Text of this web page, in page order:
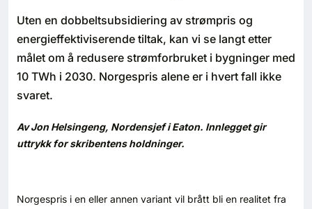
Digitalisering
Eiendom
Tips redaksjonen
Uten en dobbeltsubsidiering av strømpris og
energieffektiviserende tiltak, kan vi se langt etter
målet om å redusere strømforbruket i bygninger med
10 TWh i 2030. Norgespris alene er i hvert fall ikke
svaret.
Av Jon Helsingeng, Nordensjef i Eaton. Innlegget gir
uttrykk for skribentens holdninger.
Norgespris i en eller annen variant vil brått bli en realitet fra